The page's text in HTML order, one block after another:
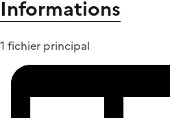
Informations
1 fichier principal